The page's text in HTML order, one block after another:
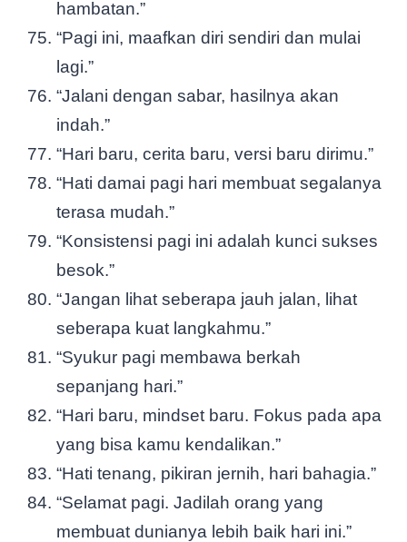
hambatan.”
“Pagi ini, maafkan diri sendiri dan mulai
lagi.”
“Jalani dengan sabar, hasilnya akan
indah.”
“Hari baru, cerita baru, versi baru dirimu.”
“Hati damai pagi hari membuat segalanya
terasa mudah.”
“Konsistensi pagi ini adalah kunci sukses
besok.”
“Jangan lihat seberapa jauh jalan, lihat
seberapa kuat langkahmu.”
“Syukur pagi membawa berkah
sepanjang hari.”
“Hari baru, mindset baru. Fokus pada apa
yang bisa kamu kendalikan.”
“Hati tenang, pikiran jernih, hari bahagia.”
“Selamat pagi. Jadilah orang yang
membuat dunianya lebih baik hari ini.”